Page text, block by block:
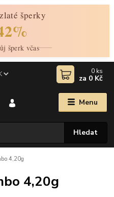
šperky
šperk včas
Menu
Hledat
0 ks
za 0 Kč
4,20g
4,20g